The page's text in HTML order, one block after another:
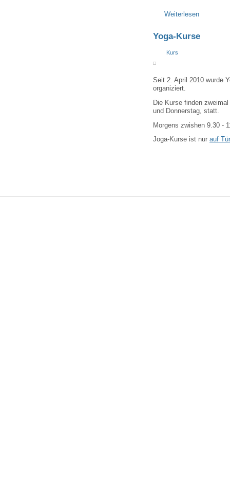
Weiterlesen
Yoga-Kurse
Kurs
Seit 2. April 2010 wurde
organiziert.
Die Kurse finden
und Donnerstag, statt.
Morgens zwishen 9.30 -
Joga-Kurse ist nur auf